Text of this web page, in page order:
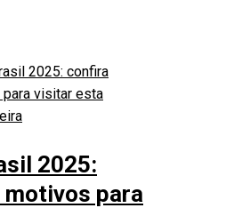
2025:
para